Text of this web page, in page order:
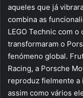
aqueles que já
combina as
LEGO Technic com
transformaram o
fenómeno global.
Racing, a Porsche
reproduz fielmente a
assim como vários